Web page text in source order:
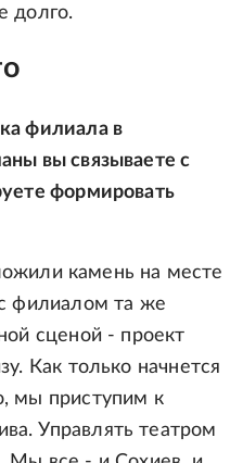
долго.
филиала в
вы связываете с
формировать
камень на месте
филиалом та же
сценой - проект
Как только начнется
мы приступим к
Управлять театром